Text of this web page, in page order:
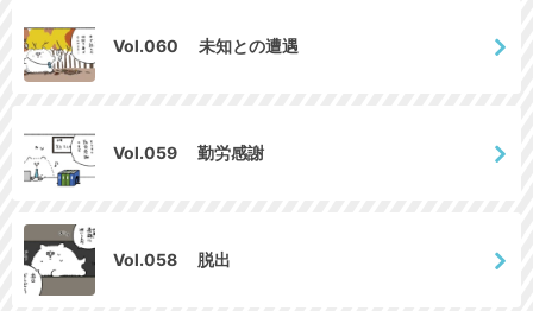
Vol.060 未知との遭遇
Vol.059 勤労感謝
Vol.058 脱出